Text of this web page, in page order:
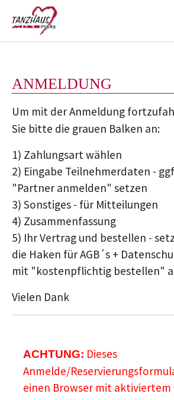
ANMELDUNG
Um mit der Anmeldung
Sie bitte die grauen Balken an:
1) Zahlungsart wählen
2) Eingabe Teilnehmerdaten -
"Partner anmelden" setzen
3) Sonstiges - für Mitteilungen
4) Zusammenfassung
5) Ihr Vertrag und bestellen -
die Haken für AGB´s +
mit "kostenpflichtig bestellen"
Vielen Dank
ACHTUNG: Dieses
Anmelde/
einen Browser mit aktiviertem